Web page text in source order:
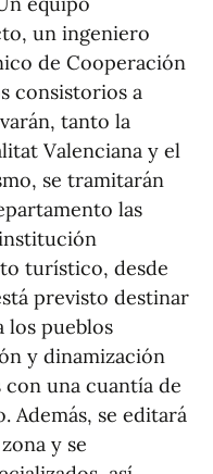
un ingeniero
de Cooperación
consistorios a
tanto la
Valenciana y el
se tramitarán
las
turístico, desde
previsto destinar
los pueblos
y dinamización
una cuantía de
Además, se editará
y se